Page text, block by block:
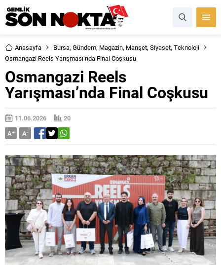
Anasayfa Bursa, Gündem, Magazin, Manşet, Siyaset, Teknoloji
Osmangazi Reels Yarışması’nda Final Coşkusu
Osmangazi Reels
Yarışması’nda Final Coşkusu
11.06.2026
20
A+ A-